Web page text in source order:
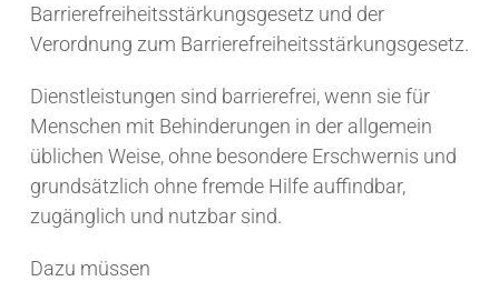
Barrierefreiheitsstärkungsgesetz und der
Verordnung zum Barrierefreiheitsstärkungsgesetz.
Dienstleistungen sind barrierefrei, wenn sie für
Menschen mit Behinderungen in der allgemein
üblichen Weise, ohne besondere Erschwernis und
grundsätzlich ohne fremde Hilfe auffindbar,
zugänglich und nutzbar sind.
Dazu müssen